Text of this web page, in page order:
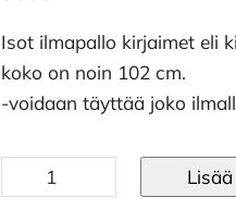
Isot ilmapallo kirjaimet eli
koko on noin 102 cm.
-voidaan täyttää joko
Ilmapallo
kirjaimet